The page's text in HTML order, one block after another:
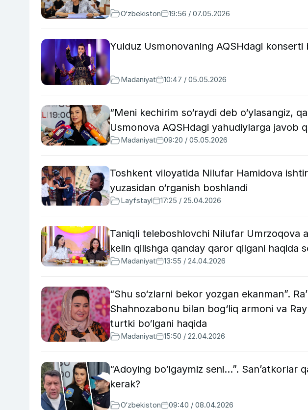
O‘zbekiston 19:56 / 07.05.2026
Yulduz Usmonovaning AQSHdagi konserti
Madaniyat 10:47 / 05.05.2026
“Meni kechirim so‘raydi deb o‘ylasangiz,
Usmonova AQSHdagi yahudiylarga javob
Madaniyat 09:20 / 05.05.2026
Toshkent viloyatida Nilufar Hamidova
yuzasidan o‘rganish boshlandi
Layfstayl 17:25 / 25.04.2026
Taniqli teleboshlovchi Nilufar Umrzoqova
kelin qilishga qanday qaror qilgani haqida
Madaniyat 13:55 / 24.04.2026
“Shu so‘zlarni bekor yozgan ekanman”.
Shahnozabonu bilan bog‘liq armoni va
turtki bo‘lgani haqida
Madaniyat 15:50 / 22.04.2026
“Adoying bo‘lgaymiz seni…”. Sanʼatkorlar
kerak?
O‘zbekiston 09:40 / 08.04.2026